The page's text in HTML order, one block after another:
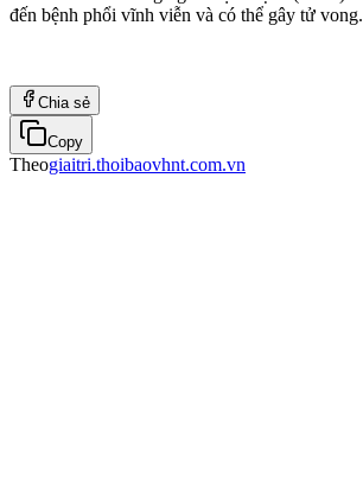
đến bệnh phổi vĩnh viễn và có thể gây tử vong.
Chia sẻ
Copy
Theogiaitri.thoibaovhnt.com.vn